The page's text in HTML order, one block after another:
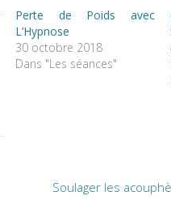
Perte de Poids avec
L’Hypnose
30 octobre 2018
Dans "Les séances"
Soulager les